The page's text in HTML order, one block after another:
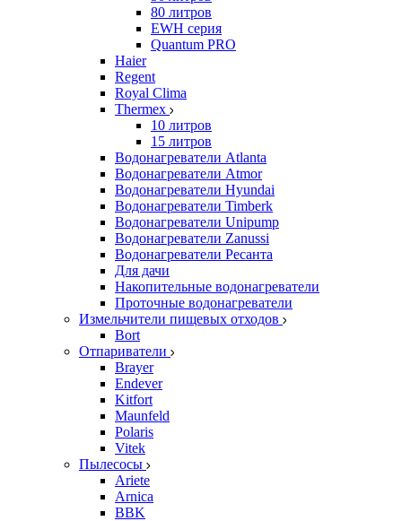
80 литров
EWH серия
Quantum PRO
Haier
Regent
Royal Clima
Thermex
10 литров
15 литров
Водонагреватели Atlanta
Водонагреватели Atmor
Водонагреватели Hyundai
Водонагреватели Timberk
Водонагреватели Unipump
Водонагреватели Zanussi
Водонагреватели Ресанта
Для дачи
Накопительные водонагреватели
Проточные водонагреватели
Измельчители пищевых отходов
Bort
Отпариватели
Brayer
Endever
Kitfort
Maunfeld
Polaris
Vitek
Пылесосы
Ariete
Arnica
BBK